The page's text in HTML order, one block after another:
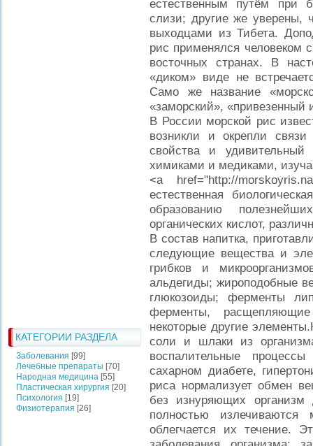
КАТЕГОРИИ РАЗДЕЛА
Заболевания [99]
Лечебные препараты [70]
Народная медицина [55]
Пластическая хирургия [20]
Психология [19]
Физиотерапия [26]
естественным путём при
слизи; другие же уверены,
выходцами из Тибета.
рис применялся человеком
восточных странах. В
«диком» виде не
Само же название
«заморский», «привезенный
В России морской рис
возникли и окрепли
свойства и
химиками и медиками,
<a href="http://
естественная
образованию
органических кислот,
В состав напитка,
следующие вещества и
грибков и
альдегиды; жироподобные
глюкозоиды; ферменты
ферменты,
некоторые другие
соли и шлаки из
воспалительные
сахарном диабете,
риса нормализует обмен
без изнуряющих
полностью излечиваются
облегчается их течение.